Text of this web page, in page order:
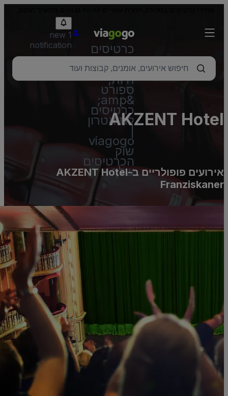
כרטיסים
–
הופעות
חיות,
ספורט
&amp;
כרטיסים
לתיאטרון
|
viagogo
שוק
הכרטיסים
שלך
1 new
notification
AKZENT
אירועים פופולריים ב-AKZENT Hotel